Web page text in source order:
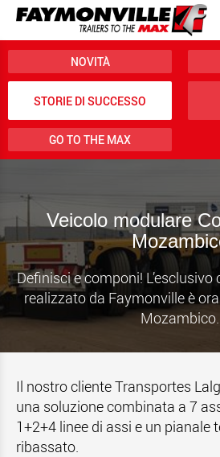
NOVITÀ
STORIE DI SUCCESSO
GO TO THE MAX
Veicolo modulare
Definisci e componi!
realizzato da Faymonville è
Mozambico.
Il nostro cliente Transportes
una soluzione combinata a 7
1+2+4 linee di assi e un pianale
ribassato.